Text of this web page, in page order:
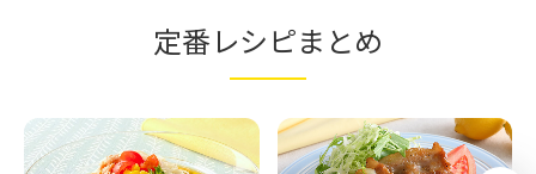
定番レシピまとめ